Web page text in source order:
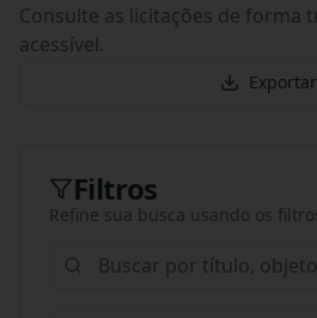
Consulte as licitações de forma
acessível.
Exportar
Filtros
Refine sua busca usando os